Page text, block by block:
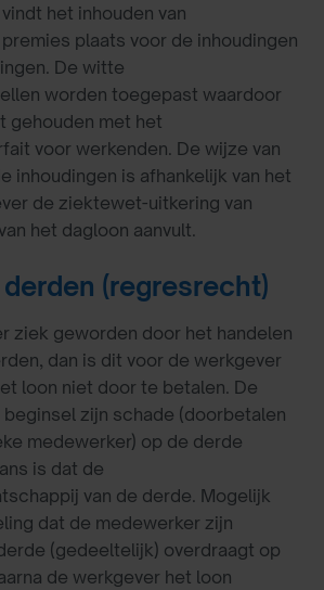
het inhouden van
plaats voor de inhoudingen
De witte
worden toegepast waardoor
gehouden met het
voor werkenden. De wijze van
inhoudingen is afhankelijk van het
de ziektewet-uitkering van
het dagloon aanvult.
(regresrecht)
ziek geworden door het handelen
dan is dit voor de werkgever
loon niet door te betalen. De
beginsel zijn schade (doorbetalen
medewerker) op de derde
is dat de
van de derde. Mogelijk
dat de medewerker zijn
(gedeeltelijk) overdraagt op
de werkgever het loon